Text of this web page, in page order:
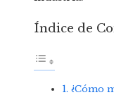
Índice de
1. ¿Cómo